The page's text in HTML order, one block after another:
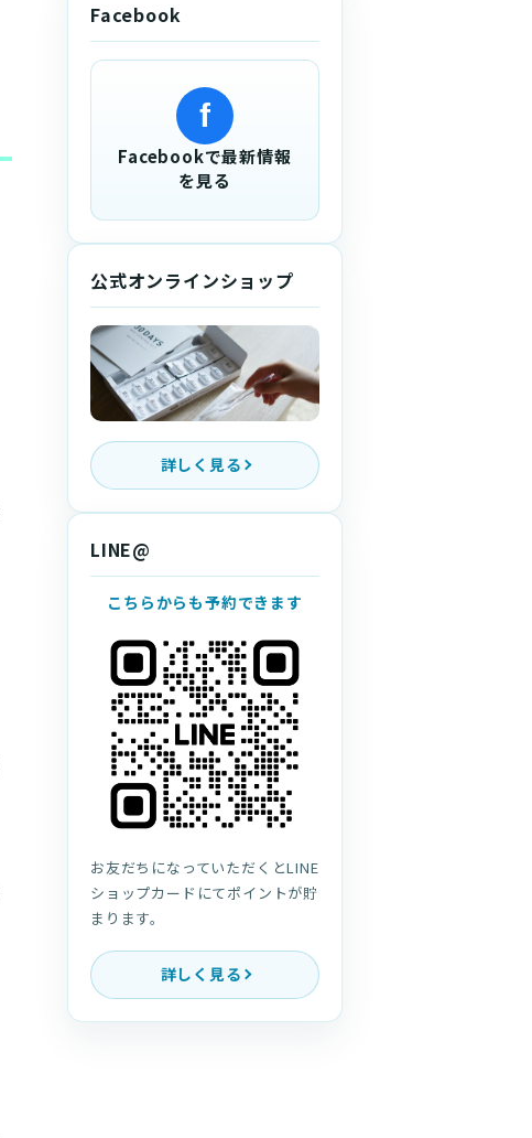
Facebook
f
Facebookで最新情報
を見る
公式オンラインショップ
詳しく見る
LINE@
こちらからも予約できます
お友だちになっていただくとLINE
ショップカードにてポイントが貯
まります。
詳しく見る